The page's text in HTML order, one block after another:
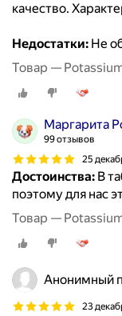
качество.
Недостатки: Не
Товар —
Маргарита
99 отзывов
25
Достоинства: В
поэтому для нас
Товар —
Анонимный
23